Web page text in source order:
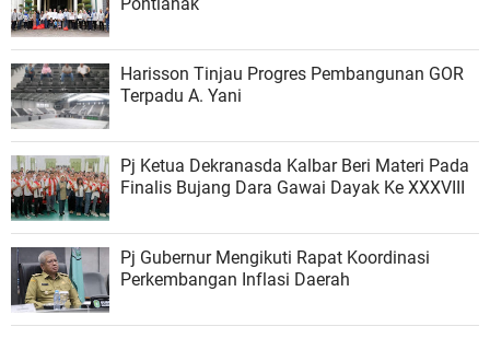
Harisson Tinjau Progres Pembangunan GOR
Terpadu A. Yani
Pj Ketua Dekranasda Kalbar Beri Materi Pada
Finalis Bujang Dara Gawai Dayak Ke XXXVIII
Pj Gubernur Mengikuti Rapat Koordinasi
Perkembangan Inflasi Daerah